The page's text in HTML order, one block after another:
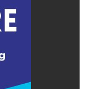
and Border
Vietnamese
between